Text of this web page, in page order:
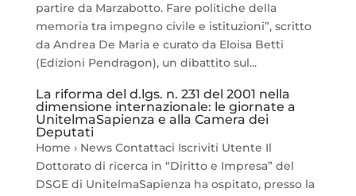
partire da Marzabotto. Fare politiche della
memoria tra impegno civile e istituzioni”, scritto
da Andrea De Maria e curato da Eloisa Betti
(Edizioni Pendragon), un dibattito sul...
La riforma del d.lgs. n. 231 del 2001 nella
dimensione internazionale: le giornate a
UnitelmaSapienza e alla Camera dei
Deputati
Home › News Contattaci Iscriviti Utente Il
Dottorato di ricerca in “Diritto e Impresa” del
DSGE di UnitelmaSapienza ha ospitato, presso la